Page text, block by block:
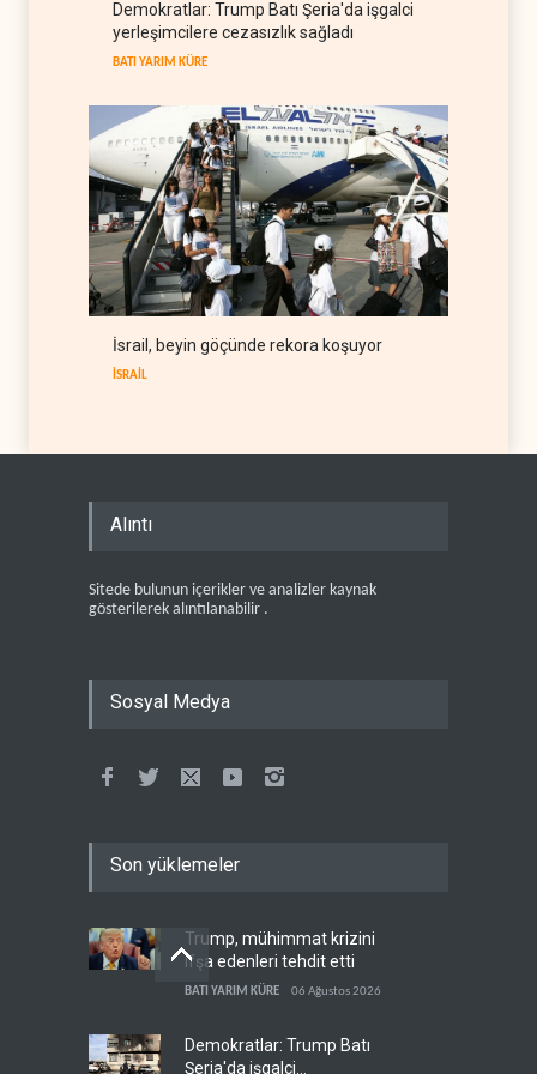
politikasındaki ertelemeler
ABD seçimlerini riske atıyor
Demokratlar: Trump Batı Şeria'da işgalci
yerleşimcilere cezasızlık sağladı
BATI YARIM KÜRE
İsrail, beyin göçünde rekora koşuyor
İSRAİL
Alıntı
Sitede bulunun içerikler ve analizler kaynak
gösterilerek alıntılanabilir .
Sosyal Medya
Son yüklemeler
Trump, mühimmat krizini
ifşa edenleri tehdit etti
BATI YARIM KÜRE 06 Ağustos 2026
Demokratlar: Trump Batı
Şeria'da işgalci